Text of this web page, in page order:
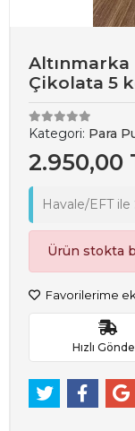
Altınmarka
Çikolata 5
Kategori: Para
2.950,00
Havale/EFT ile
Ürün stokta
Favorilerime
Hızlı